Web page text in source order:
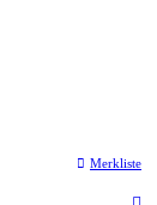
Merkliste